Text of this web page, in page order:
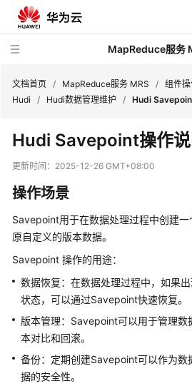
MapReduce服务
新
动
务
公
告
产
品
介
绍
计
费
文档首页 / MapReduce服务 MRS / 组件操
Hudi
/ Hudi数据管理维护 / Hudi
Hudi Savepoint操作说
更新时间： 2025-12-26 GMT+08:00
操作场景
Savepoint用于在数据处理过程中创建
原自定义的版本数据。
Savepoint 操作的用途：
数据恢复：在数据处理过程中，如果
状态，可以通过Savepoint快速恢复。
版本管理：Savepoint可以用于管理数
本对比和回滚。
备份：定期创建Savepoint可以作为数
据的安全性。